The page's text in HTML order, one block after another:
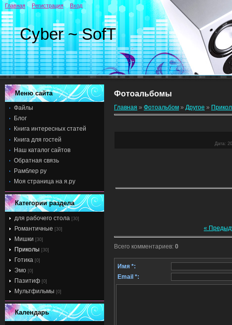
Cyber ~ SofT
Главная Регистрация Вход
Меню сайта
Файлы
Блог
Книга интересных статей
Книга для гостей
Наш каталог сайтов
Обратная связь
Рамблер ру
Моя страница на я.ру
Категории раздела
для рабочего стола [30]
Романтичные [30]
Мишки [30]
Приколы [30]
Готика [0]
Эмо [0]
Пазитиф [0]
Мультфильмы [0]
Календарь
Фотоальбомы
Главная » Фотоальбом » Другое »
Дата:
«
Всего комментариев: 0
Имя *:
Email *: